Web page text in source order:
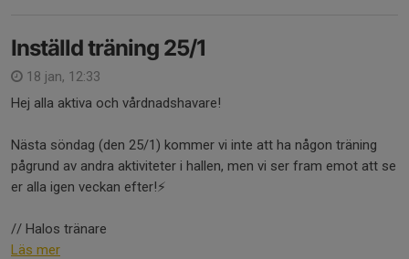
Inställd träning 25/1
18 jan, 12:33
Hej alla aktiva och vårdnadshavare!
Nästa söndag (den 25/1) kommer vi inte att ha någon träning
pågrund av andra aktiviteter i hallen, men vi ser fram emot att se
er alla igen veckan efter!⚡️
// Halos tränare
Läs mer